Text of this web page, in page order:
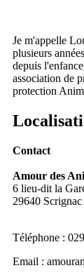
Je m'appelle
plusieurs
depuis
association de
protection
Contact
Amour des
6 lieu-dit la
29640 Scrignac
Téléphone :
Email :